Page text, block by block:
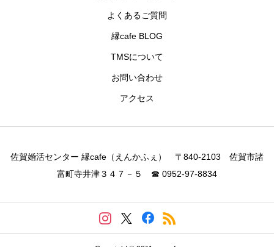
よくあるご質問
縁cafe BLOG
TMSについて
お問い合わせ
アクセス
佐賀婚活センター 縁cafe（えんかふぇ） 〒840-2103 佐賀市諸
富町寺井津３４７－５ ☎ 0952-97-8834